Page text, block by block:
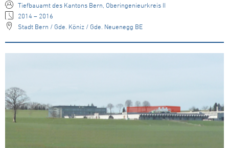
Tiefbauamt des Kantons Bern, Oberingenieurkreis II
2014 – 2016
Stadt Bern / Gde. Köniz / Gde. Neuenegg BE